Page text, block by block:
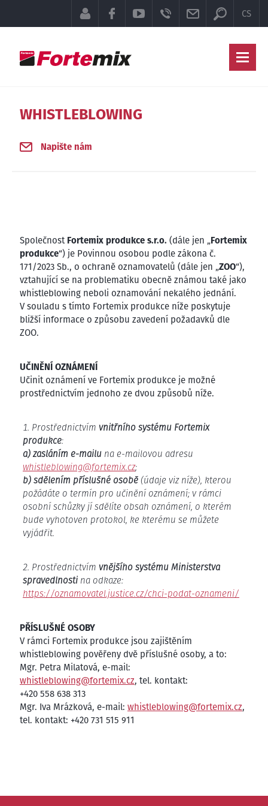
CS
TELEFON E-MAIL
KLIENTSKÁ SEKCE
FACEBOOKYOUTUBE
WHISTLEBLOWING
Napište nám
SpolečnostFortemix produkce s.r.o. (dále jen „Fortemix
produkce“) je Povinnou osobou podle zákona č.
171/2023 Sb., o ochraně oznamovatelů (dále jen „ZOO“),
vztahující se na problematiku obecně známou také jako
whistleblowing neboli oznamování nekalého jednání.
V souladu s tímto Fortemix produkce níže poskytuje
bližší informace o způsobu zavedení požadavků dle
ZOO.
UČINĚNÍ OZNÁMENÍ
Učinit oznámení ve Fortemix produkce je možné
prostřednictvím jednoho ze dvou způsobů níže.
Prostřednictvím vnitřního systému Fortemix
produkce:
a) zasláním e-mailu na e-mailovou adresu
whistleblowing@fortemix.cz;
b) sdělením příslušné osobě (údaje viz níže), kterou
požádáte o termín pro učinění oznámení; v rámci
osobní schůzky jí sdělíte obsah oznámení, o kterém
bude vyhotoven protokol, ke kterému se můžete
vyjádřit.
Prostřednictvím vnějšího systému Ministerstva
spravedlnosti na odkaze:
https://oznamovatel.justice.cz/chci-podat-oznameni/
PŘÍSLUŠNÉ OSOBY
V rámci Fortemix produkce jsou zajištěním
whistleblowing pověřeny dvě příslušné osoby, a to:
Mgr. Petra Milatová, e-mail:
whistleblowing@fortemix.cz, tel. kontakt:
+420 558 638 313
Mgr. Iva Mrázková, e-mail: whistleblowing@fortemix.cz,
tel. kontakt: +420 731 515 911